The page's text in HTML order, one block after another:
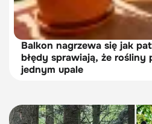
Balkon nagrzewa się jak
błędy sprawiają, że rośliny
jednym upale